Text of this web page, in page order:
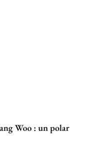
Woo : un polar